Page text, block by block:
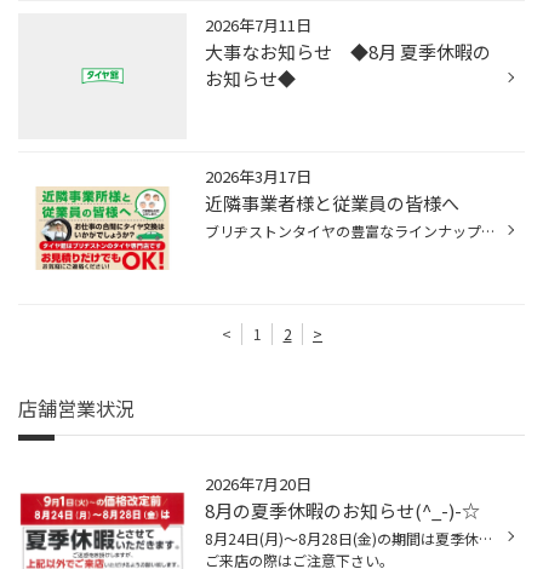
2026年7月11日
大事なお知らせ ◆8月 夏季休暇の
お知らせ◆
2026年3月17日
近隣事業者様と従業員の皆様へ
ブリヂストンタイヤの豊富なラインナップからプロの視点でタイヤやホイール選びをサポート致します‼確かな技術・独自のノウハウで快適で安全・安全なドライビングのお手伝いをさせて頂きます。その後のタイヤ点検などのアフターフォローもお任せください！＊ご来店時に名刺・社員証等をご提示・ご教...
< 1 2 >
店舗営業状況
2026年7月20日
8月の夏季休暇のお知らせ(^_-)-☆
8月24日(月)～8月28日(金)の期間は夏季休暇となりますので
ご来店の際はご注意下さい。